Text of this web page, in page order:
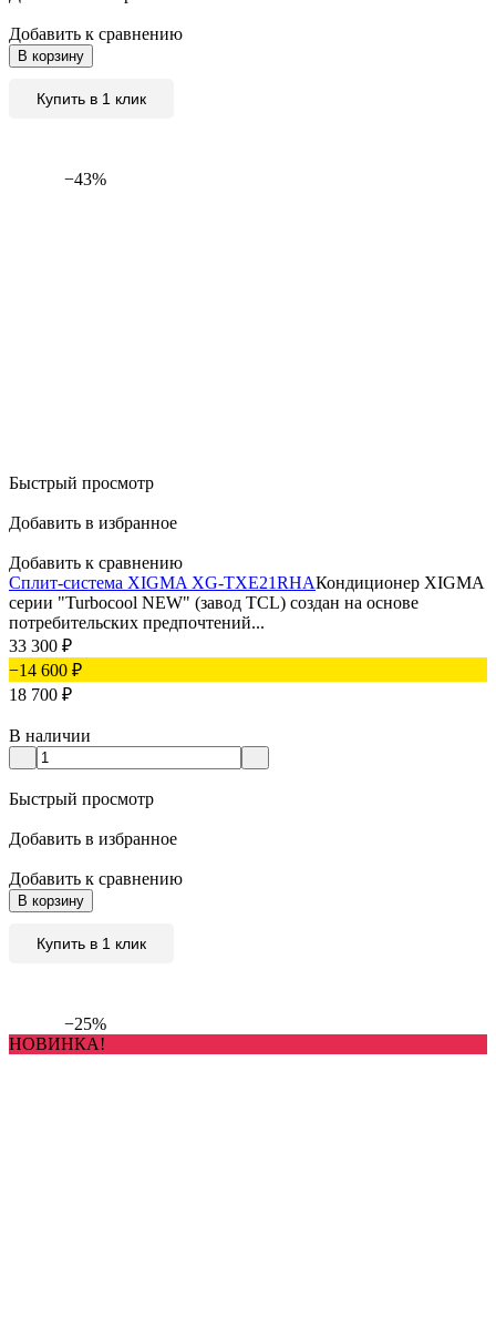
Добавить к сравнению
В корзину
Купить в 1 клик
−43%
Быстрый просмотр
Добавить в избранное
Добавить к сравнению
Сплит-система XIGMA XG-TXE21RHAКондиционер XIGMA
серии "Turbocool NEW" (завод TCL) создан на основе
потребительских предпочтений...
33 300 ₽
−14 600 ₽
18 700 ₽
В наличии
Быстрый просмотр
Добавить в избранное
Добавить к сравнению
В корзину
Купить в 1 клик
−25%
НОВИНКА!